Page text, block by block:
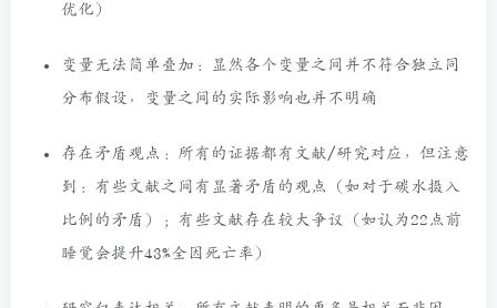
优化）
变量无法简单叠加：显然各个变量之间并不符合独立同
分布假设，变量之间的实际影响也并不明确
存在矛盾观点：所有的证据都有文献/研究对应，但注意
到：有些文献之间有显著矛盾的观点（如对于碳水摄入
比例的矛盾）；有些文献存在较大争议（如认为22点前
睡觉会提升43%全因死亡率）